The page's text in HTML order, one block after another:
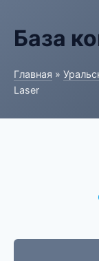
База
Главная »
Laser